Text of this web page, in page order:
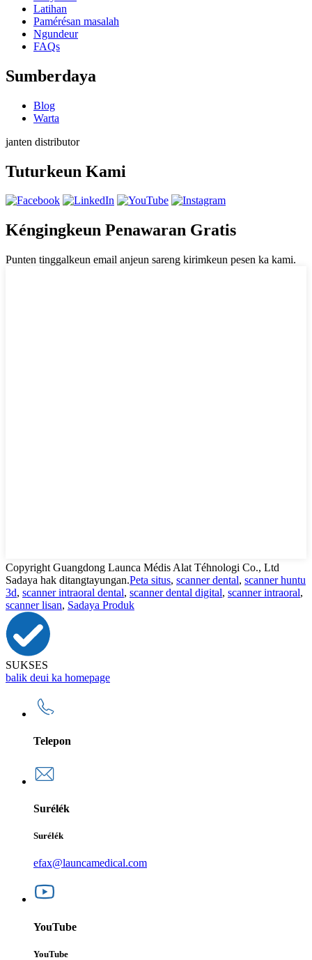
Latihan
Pamérésan masalah
Ngundeur
FAQs
Sumberdaya
Blog
Warta
janten distributor
Tuturkeun Kami
Kéngingkeun Penawaran Gratis
Punten tinggalkeun email anjeun sareng kirimkeun pesen ka kami.
Copyright Guangdong Launca Médis Alat Téhnologi Co., Ltd
Sadaya hak ditangtayungan.Peta situs, scanner dental, scanner huntu
3d, scanner intraoral dental, scanner dental digital, scanner intraoral,
scanner lisan, Sadaya Produk
SUKSES
balik deui ka homepage
Telepon
Surélék
Surélék
efax@launcamedical.com
YouTube
YouTube